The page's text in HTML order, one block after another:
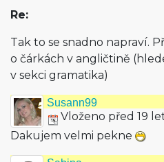
Re:
Tak to se snadno napraví.
o čárkách v angličtině
v sekci gramatika)
Susann99
Vloženo před 19
Dakujem velmi pekne